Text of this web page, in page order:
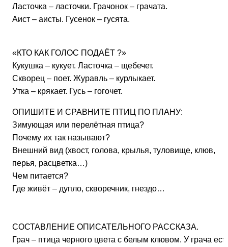
Ласточка – ласточки. Грачонок – грачата.
Аист – аисты. Гусенок – гусята.
«КТО КАК ГОЛОС ПОДАЁТ ?»
Кукушка – кукует. Ласточка – щебечет.
Скворец – поет. Журавль – курлыкает.
Утка – крякает. Гусь – гогочет.
ОПИШИТЕ И СРАВНИТЕ ПТИЦ ПО ПЛАНУ:
Зимующая или перелётная птица?
Почему их так называют?
Внешний вид (хвост, голова, крылья, туловище, клюв,
перья, расцветка…)
Чем питается?
Где живёт – дупло, скворечник, гнездо…
СОСТАВЛЕНИЕ ОПИСАТЕЛЬНОГО РАССКАЗА.
Грач – птица черного цвета с белым клювом. У грача